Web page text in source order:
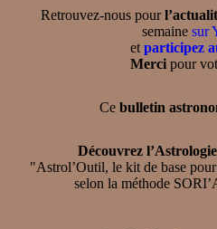
Retrouvez-nous pour
semaine sur
etparticipez
Mercipour
Ce bulletin
Découvrez
"Astrol’Outil, le kit de base
selon la méthode